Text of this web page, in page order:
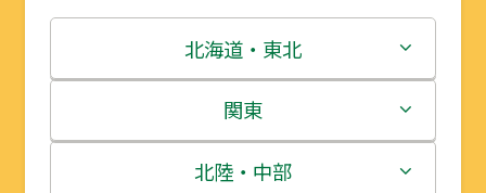
北海道・東北
北海道
青森県
関東
茨城県
北陸・中部